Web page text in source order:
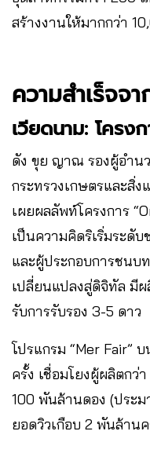
สร้างงานให้มากกว่า
ความสำเร็จจ
เวียดนาม: โครง
ดัง ขุย ญาณ รองผู้อำน
กระทรวงเกษตรและสิ่ง
เผยผลลัพท์โครงการ
เป็นความคิดริเริ่มระดั
และผู้ประกอบการชนบ
เปลี่ยนแปลงสู่ดิจิทัล มี
รับการรับรอง 3-5 ดาว
โปรแกรม “Mer Fair”
ครั้ง เชื่อมโยงผู้ผลิตกว่
100 พันล้านดอง (ประ
ยอดวิวเกือบ 2 พันล้านค